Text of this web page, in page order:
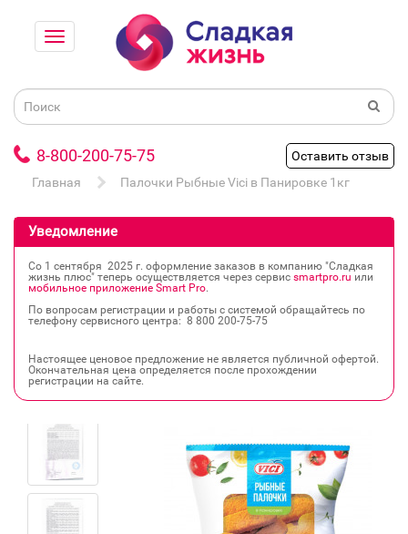
8-800-200-75-75
Оставить отзыв
Главная
Палочки Рыбные Vici в Панировке 1кг
Уведомление
Со 1 сентября 2025 г. оформление заказов в компанию "Сладкая
жизнь плюс" теперь осуществляется через сервис smartpro.ru или
мобильное приложение Smart Pro.
По вопросам регистрации и работы с системой обращайтесь по
телефону сервисного центра: 8 800 200‐75‐75
Настоящее ценовое предложение не является публичной офертой.
Окончательная цена определяется после прохождении
регистрации на сайте.